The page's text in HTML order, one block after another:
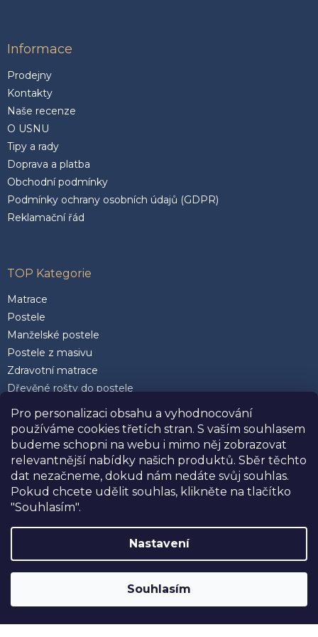
Pro personalizaci obsahu a vyhodnocování
používáme cookies třetích stran. S vaším souhlasem
budeme schopni na webu i mimo něj zobrazovat
relevantnější nabídky našich produktů. Sběr těchto
dat nezačneme, dokud nám nedáte svůj souhlas.
Pokud chcete udělit souhlas, klikněte na tlačítko
"Souhlasím".
Nastavení
Souhlasím
Informace
Prodejny
Kontakty
Naše recenze
O USNU
Tipy a rady
Doprava a platba
Obchodní podmínky
Podmínky ochrany osobních údajů (GDPR)
Reklamační řád
TOP Kategorie
Matrace
Postele
Manželské postele
Postele z masivu
Zdravotní matrace
Dřevěné rošty do postele
Postele 200 x 200 cm
Matrace 90 x 200 cm
Rozkládací postele
Kvalitní polštáře